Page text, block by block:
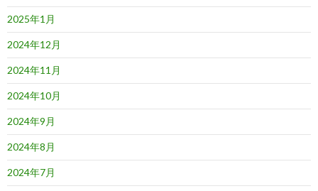
2025年1月
2024年12月
2024年11月
2024年10月
2024年9月
2024年8月
2024年7月